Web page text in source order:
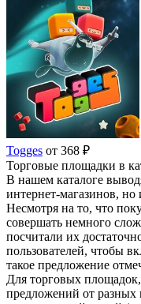
Togges от 368 ₽
Торговые площадки в
В нашем каталоге
интернет-магазинов,
Несмотря на то, что
совершать немного
посчитали их
пользователей, чтобы
такое предложение
Для торговых площадок,
предложений от разных